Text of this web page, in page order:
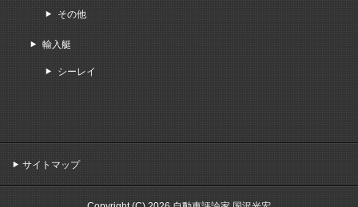
その他
輸入艇
シーレイ
サイトマップ